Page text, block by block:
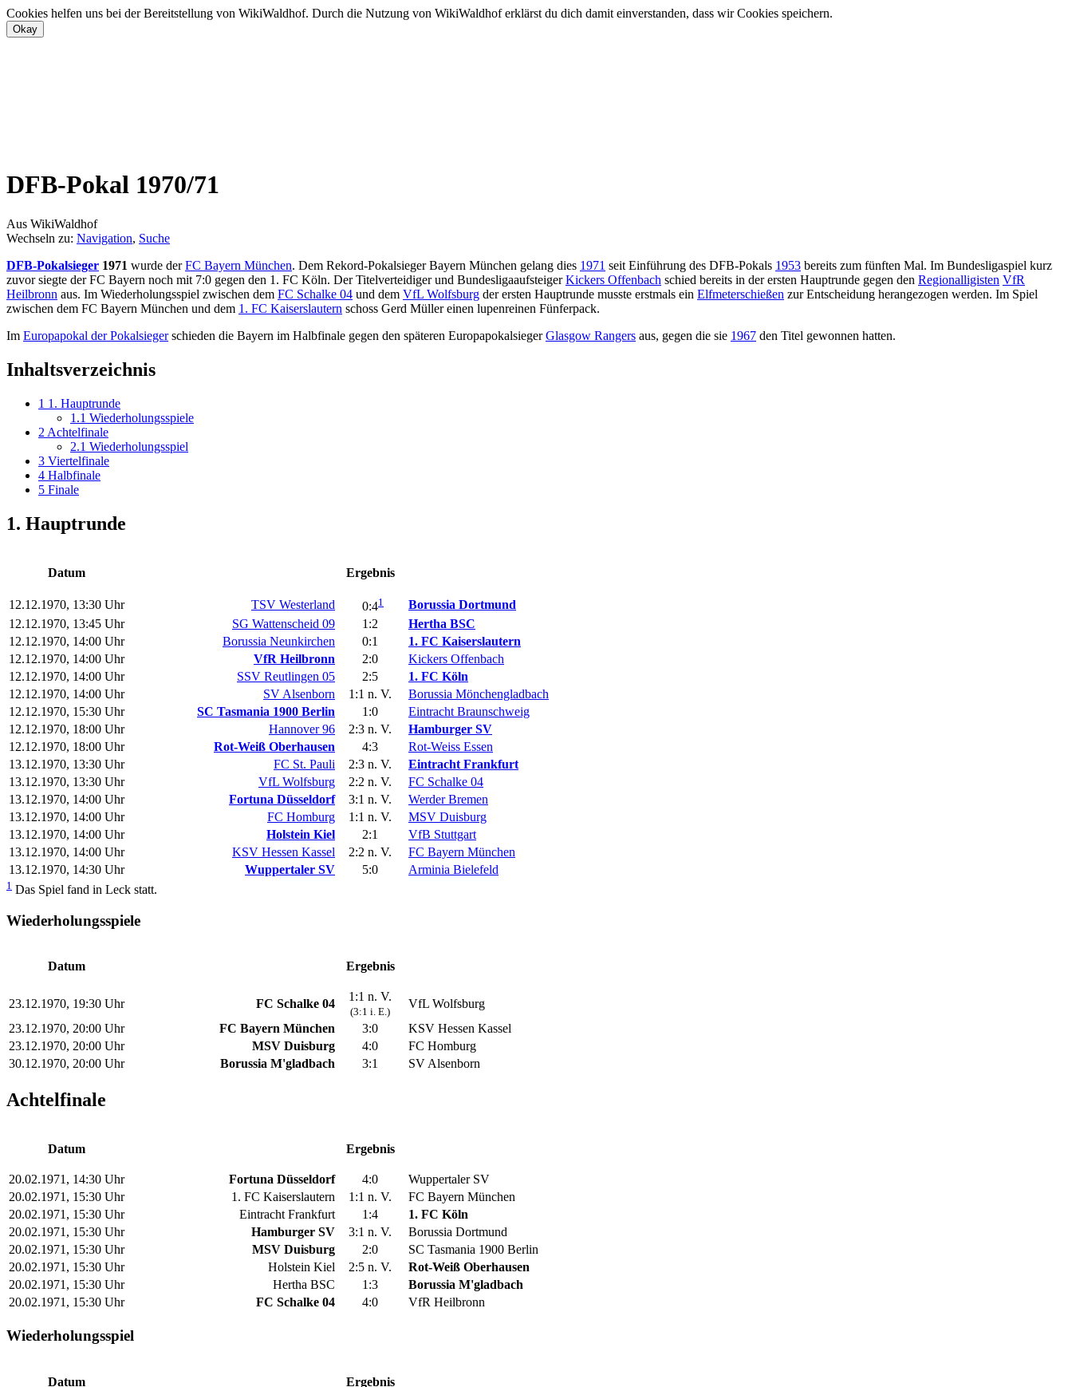
Cookies helfen uns bei der Bereitstellung von WikiWaldhof. Durch die Nutzung von WikiWaldhof erklärst du dich damit einverstanden, dass wir Cookies speichern.
DFB-Pokal 1970/71
Aus WikiWaldhof
Wechseln zu: Navigation, Suche
DFB-Pokalsieger 1971 wurde derFC Bayern München. Dem Rekord-Pokalsieger Bayern München gelang dies 1971 seit Einführung des DFB-Pokals 1953 bereits zum fünften Mal. Im Bundesligaspiel kurz
zuvor siegte der FC Bayern noch mit 7:0 gegen den 1. FC Köln. Der Titelverteidiger und BundesligaaufsteigerKickers Offenbach schied bereits in der ersten Hauptrunde gegen den Regionalligisten VfR
Heilbronn aus. Im Wiederholungsspiel zwischen dem FC Schalke 04 und dem VfL Wolfsburg der ersten Hauptrunde musste erstmals ein Elfmeterschießen zur Entscheidung herangezogen werden. Im Spiel
zwischen dem FC Bayern München und dem 1. FC Kaiserslautern schoss Gerd Müller einen lupenreinen Fünferpack.
Im Europapokal der Pokalsiegerschieden die Bayern im Halbfinale gegen den späteren EuropapokalsiegerGlasgow Rangers aus, gegen die sie 1967 den Titel gewonnen hatten.
Inhaltsverzeichnis
1 1. Hauptrunde
1.1 Wiederholungsspiele
2 Achtelfinale
2.1 Wiederholungsspiel
3 Viertelfinale
4 Halbfinale
5 Finale
1. Hauptrunde
Datum Ergebnis
12.12.1970, 13:30 Uhr TSV Westerland 0:41
Borussia Dortmund
12.12.1970, 13:45 Uhr
SG Wattenscheid 09 1:2
Hertha BSC
12.12.1970, 14:00 Uhr
Borussia Neunkirchen 0:1
1. FC Kaiserslautern
12.12.1970, 14:00 Uhr
VfR Heilbronn 2:0
Kickers Offenbach
12.12.1970, 14:00 Uhr
SSV Reutlingen 05 2:5
1. FC Köln
12.12.1970, 14:00 Uhr
SV Alsenborn 1:1 n. V.
Borussia Mönchengladbach
12.12.1970, 15:30 Uhr
SC Tasmania 1900 Berlin 1:0
Eintracht Braunschweig
12.12.1970, 18:00 Uhr
Hannover 96 2:3 n. V.
Hamburger SV
12.12.1970, 18:00 Uhr
Rot-Weiß Oberhausen 4:3
Rot-Weiss Essen
13.12.1970, 13:30 Uhr
FC St. Pauli 2:3 n. V.
Eintracht Frankfurt
13.12.1970, 13:30 Uhr
VfL Wolfsburg 2:2 n. V.
FC Schalke 04
13.12.1970, 14:00 Uhr
Fortuna Düsseldorf 3:1 n. V.
Werder Bremen
13.12.1970, 14:00 Uhr
FC Homburg 1:1 n. V.
MSV Duisburg
13.12.1970, 14:00 Uhr
Holstein Kiel 2:1
VfB Stuttgart
13.12.1970, 14:00 Uhr
KSV Hessen Kassel 2:2 n. V.
FC Bayern München
13.12.1970, 14:30 Uhr
Wuppertaler SV 5:0 Arminia Bielefeld
1 Das Spiel fand in Leck statt.
Wiederholungsspiele
Datum Ergebnis
23.12.1970, 19:30 Uhr FC Schalke 04
1:1 n. V.
(3:1 i. E.)
VfL Wolfsburg
23.12.1970, 20:00 Uhr
FC Bayern München 3:0
KSV Hessen Kassel
23.12.1970, 20:00 Uhr
MSV Duisburg 4:0
FC Homburg
30.12.1970, 20:00 Uhr
Borussia M'gladbach 3:1 SV Alsenborn
Achtelfinale
Datum Ergebnis
20.02.1971, 14:30 Uhr Fortuna Düsseldorf 4:0
Wuppertaler SV
20.02.1971, 15:30 Uhr
1. FC Kaiserslautern 1:1 n. V.
FC Bayern München
20.02.1971, 15:30 Uhr
Eintracht Frankfurt 1:4
1. FC Köln
20.02.1971, 15:30 Uhr
Hamburger SV 3:1 n. V.
Borussia Dortmund
20.02.1971, 15:30 Uhr
MSV Duisburg 2:0
SC Tasmania 1900 Berlin
20.02.1971, 15:30 Uhr
Holstein Kiel 2:5 n. V.
Rot-Weiß Oberhausen
20.02.1971, 15:30 Uhr
Hertha BSC 1:3
Borussia M'gladbach
20.02.1971, 15:30 Uhr
FC Schalke 04 4:0 VfR Heilbronn
Wiederholungsspiel
Datum Ergebnis